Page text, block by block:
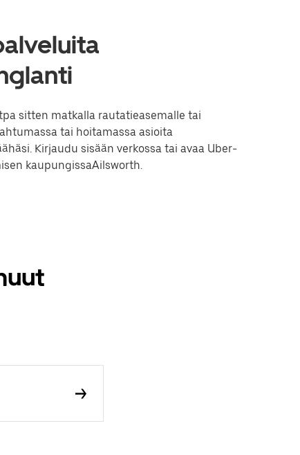
sitten matkalla rautatieasemalle tai
tai hoitamassa asioita
Kirjaudu sisään verkossa tai avaa Uber-
kaupungissaAilsworth.